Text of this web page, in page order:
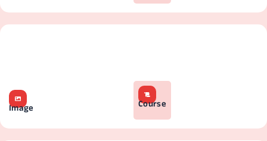
Image Course